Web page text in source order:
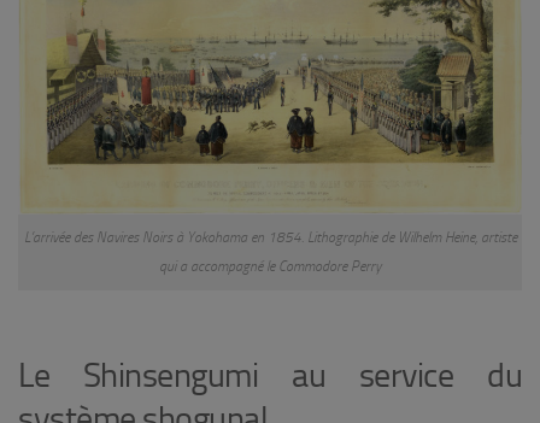
L’arrivée des Navires Noirs à Yokohama en 1854. Lithographie de Wilhelm Heine, artiste
qui a accompagné le Commodore Perry
Le Shinsengumi au service du